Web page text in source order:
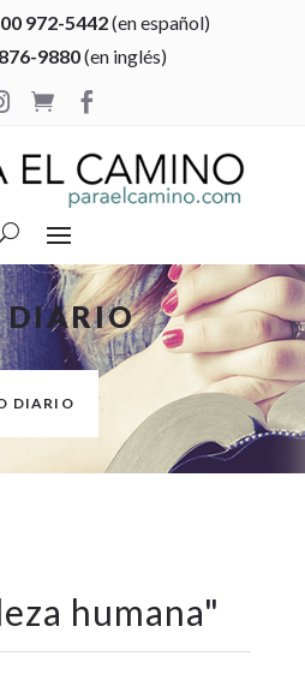
972-5442(en español)
9880(en inglés)
 
DIARIO
DIARIO
humana"